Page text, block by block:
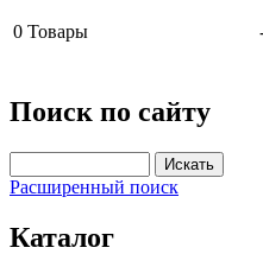
0 Товары
Поиск по сайту
Расширенный поиск
Каталог